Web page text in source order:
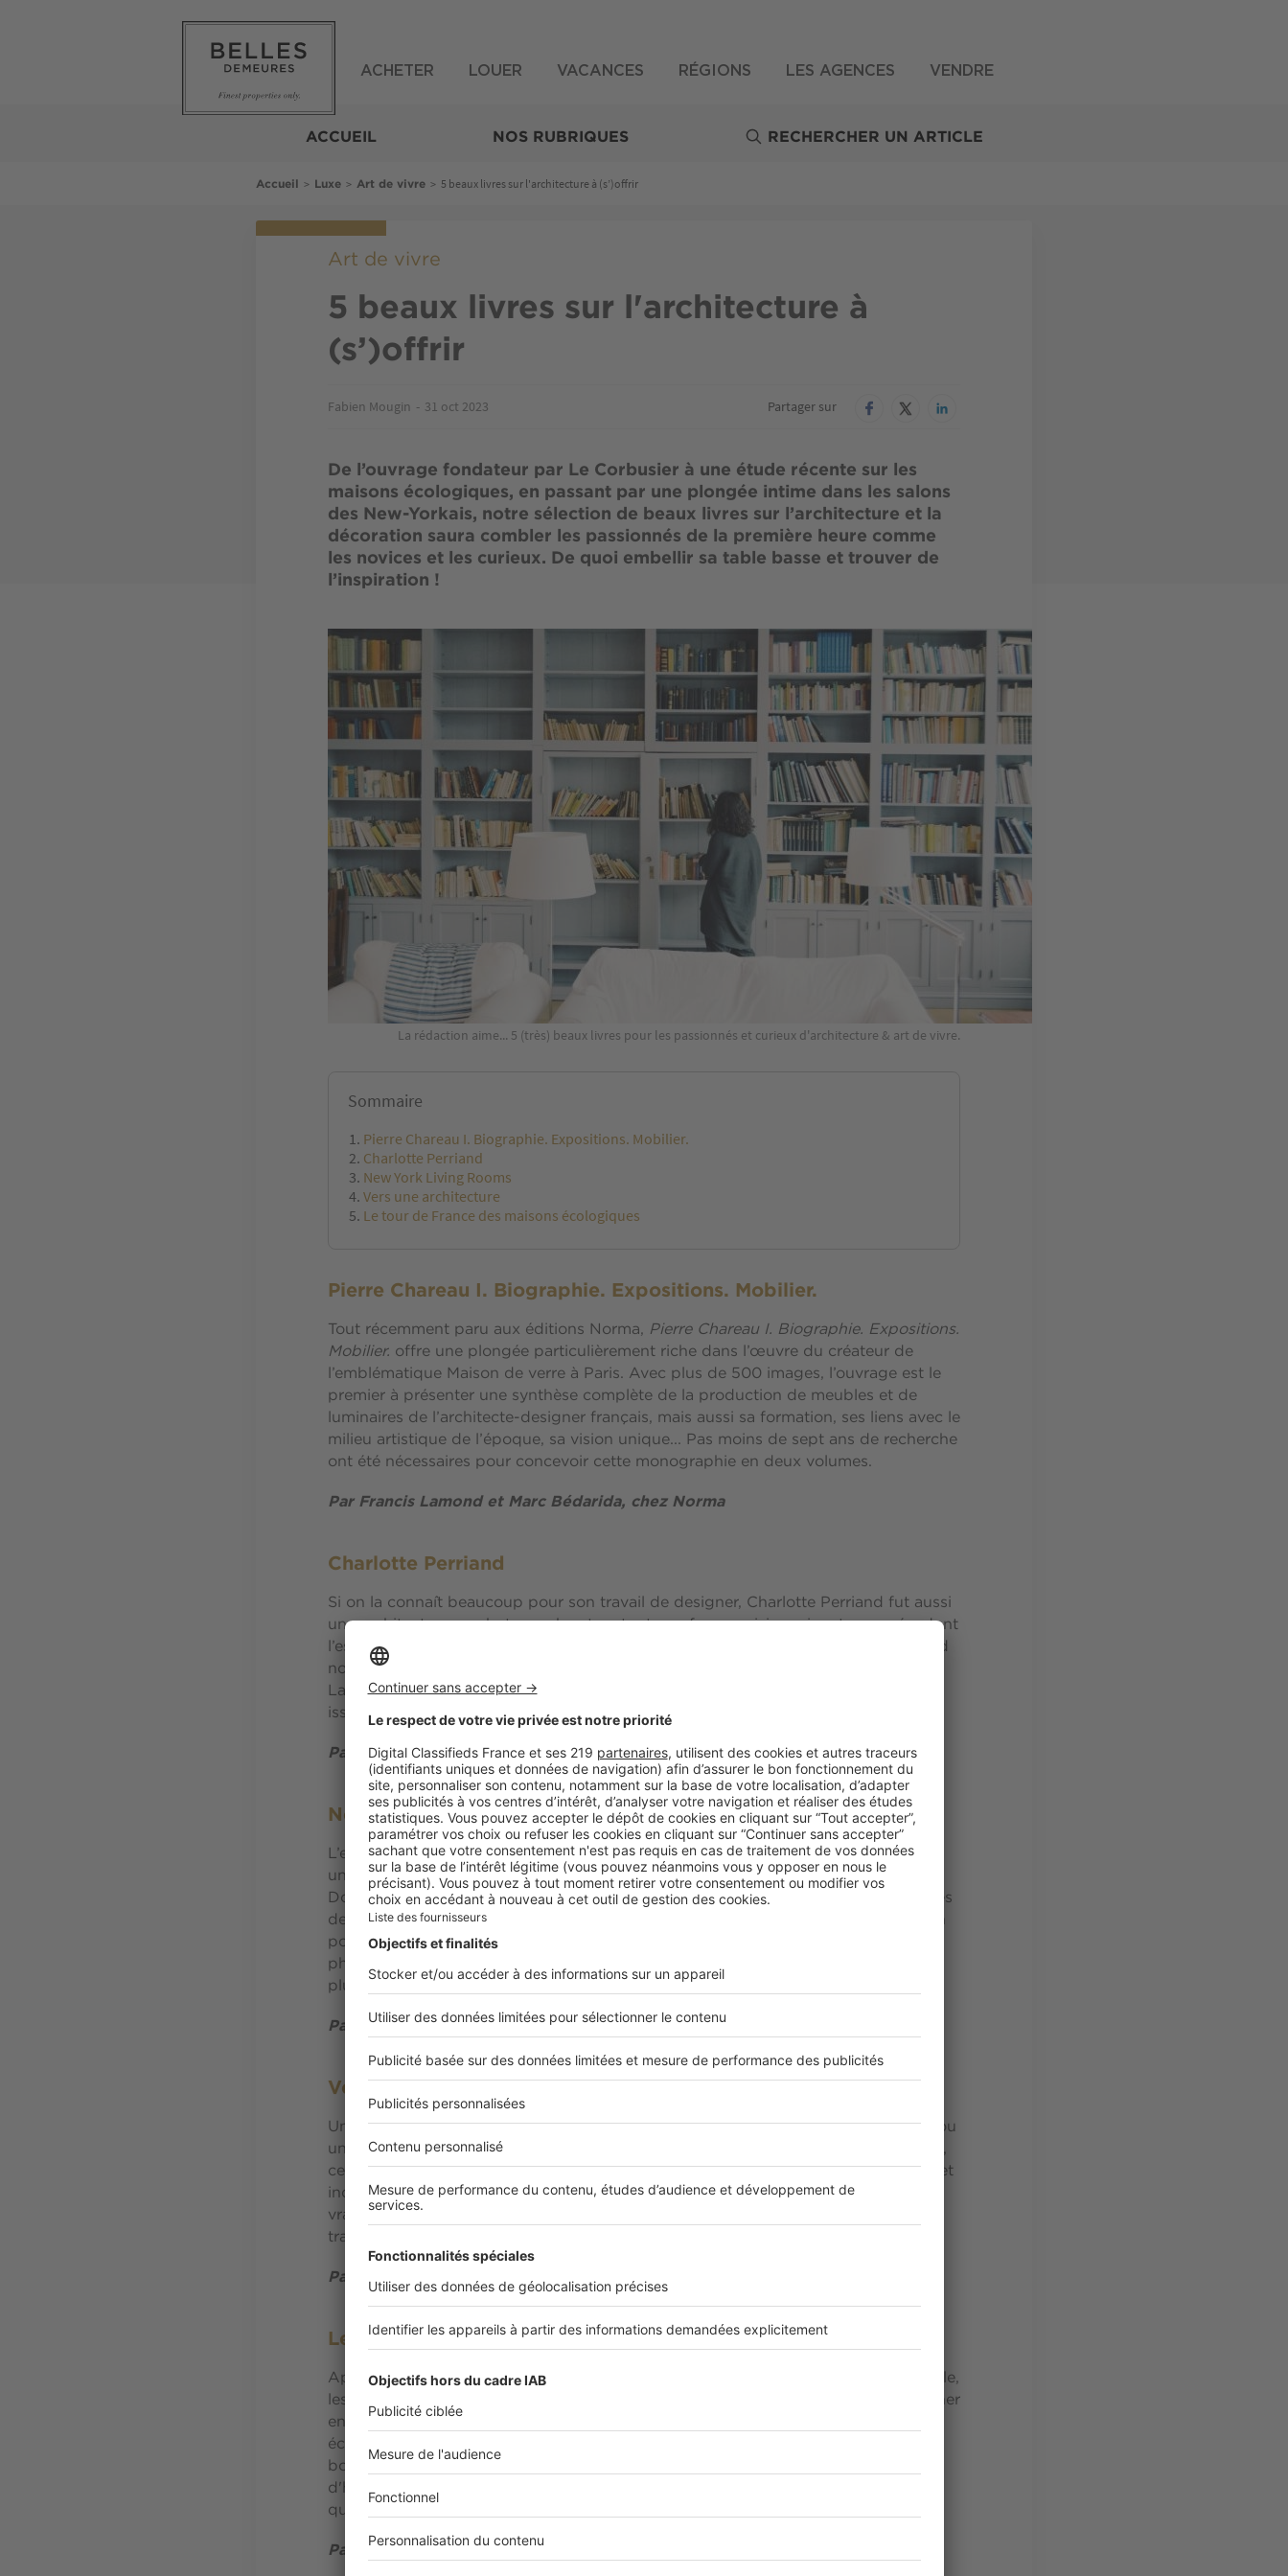
ACHETER LOUER VACANCES RÉGIONS LES AGENCES VENDRE
ACCUEIL NOS RUBRIQUES RECHERCHER UN ARTICLE
Fil
Accueil > Luxe > Art de vivre > 5 beaux livres sur l'architecture à (s’)offrir
Art de vivre
5 beaux livres sur l'architecture à
(s’)offrir
Fabien Mougin 31 oct 2023 Partager sur
De l’ouvrage fondateur par Le Corbusier à une étude récente sur les
maisons écologiques, en passant par une plongée intime dans les salons
des New-Yorkais, notre sélection de beaux livres sur l’architecture et la
décoration saura combler les passionnés de la première heure comme
les novices et les curieux. De quoi embellir sa table basse et trouver de
l’inspiration !
Image
La rédaction aime... 5 (très) beaux livres pour les passionnés et curieux d'architecture & art de vivre.
Sommaire
Pierre Chareau I. Biographie. Expositions. Mobilier.
Charlotte Perriand
New York Living Rooms
Vers une architecture
Le tour de France des maisons écologiques
Pierre Chareau I. Biographie. Expositions. Mobilier.
Tout récemment paru aux éditions Norma, Pierre Chareau I. Biographie. Expositions.
Mobilier. offre une plongée particulièrement riche dans l’œuvre du créateur de
l’emblématique Maison de verre à Paris. Avec plus de 500 images, l’ouvrage est le
premier à présenter une synthèse complète de la production de meubles et de
luminaires de l’architecte-designer français, mais aussi sa formation, ses liens avec le
milieu artistique de l’époque, sa vision unique... Pas moins de sept ans de recherche
ont été nécessaires pour concevoir cette monographie en deux volumes.
Par Francis Lamond et Marc Bédarida, chez Norma
Charlotte Perriand
Si on la connaît beaucoup pour son travail de designer, Charlotte Perriand fut aussi
une architecte, une photographe et surtout une femme visionnaire et engagée, dont
l’estéthique et la réflexion ont eu pour vocation de rendre accessible au plus grand
nombre un véritable art de vivre. C’est tout le sujet de l’ouvrage éponyme signé
Laure Adler et paru chez Gallimard, illustré par de nombreuses photographies
issues des archives de la créatrice.
Par Laure Adler, chez Gallimard
New York Living Rooms
L’exercice a d’abord été réalisé à New York dans les années 1990, initialement sur
une commande du New Yorker, puis décliné à Paris et à Berlin. Le photographe
Dominique Nabokov a visité et capturé les intérieurs de figures culturelles majeures
de la ville (Louise Bourgeois, Joan Didion, Allen Ginsberg…), rendant compte d’un
portrait intime et sans filtre de New York et de ses habitants. Le projet
photographique New York Living Rooms a été réédité en 2021 par Apartamento,
plus de 20 ans après sa première parution.
Par Dominique Nabokov, chez Apartamento
Vers une architecture
Un grand classique de la littérature autour de l’architecture, à offrir à un étudiant ou
un passionné les yeux fermés. Rédigé par
cet ouvrage est considéré comme le plus important du grand architecte français, et
indispensable à la compréhension de la pensée architecturale contemporaine. Un
vrai manifeste qui a participé à poser les bases de l’architecture moderne,
transformé le décor de nos vies et influencé bon nombre de créateurs.
Par Le Corbusier, chez Flammarion
Le tour de France des maisons écologiques
Après avoir sillonné les routes de France sur la piste de la maison écologique idéale,
les architectes et l’anthropologue Mathis Rager, Emmanuel Stern et Raphaël Walther
en ont choisi douze, qu’ils ont étudiées en détail pour proposer cette étude
éclairante autour de projets architecturaux alternatifs. Vraies solutions et fausses
bonnes idées sont passées au crible, via des dessins, chiffres clés, interviews
d'habitants et avis d’experts. Un ouvrage à offrir à un architecte en herbe qui se
questionne sur le futur de son métier !
Par Mathis Rager, Emmanuel Stern et Raphaël Walther, chez Alternatives